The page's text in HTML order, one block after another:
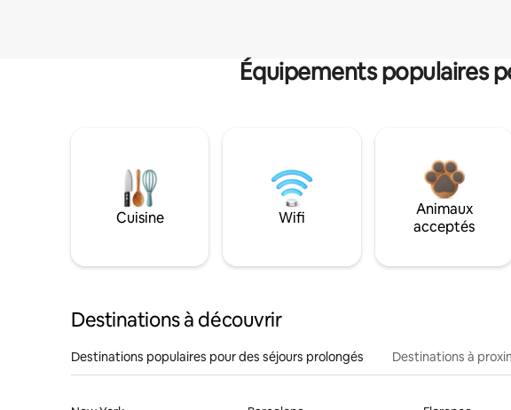
Équipements populaires
Cuisine Wifi
Animaux
acceptés
Destinations à découvrir
Destinations populaires pour des séjours prolongés Destinations à